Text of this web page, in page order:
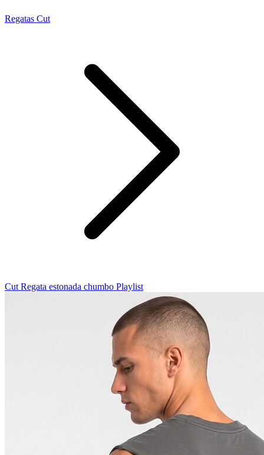
Regatas Cut
Cut Regata estonada chumbo Playlist